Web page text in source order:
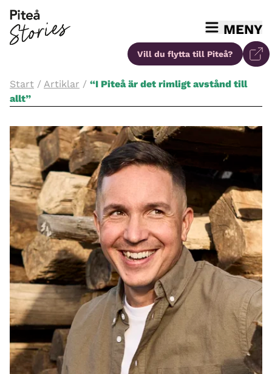
MENY
Vill du flytta till Piteå?
Start / Artiklar / “I Piteå är det rimligt avstånd till
allt”